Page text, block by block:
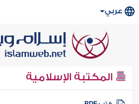
عربي
المكتبة الإسلامية